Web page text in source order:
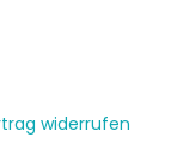
widerrufen